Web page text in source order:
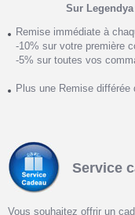
Sur
Remise immédiate à
-10% sur votre première
-5% sur toutes vos
Plus une Remise
Service
Vous souhaitez offrir un